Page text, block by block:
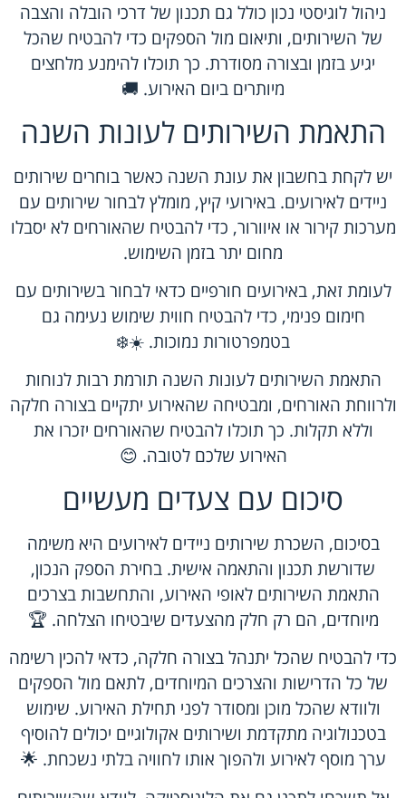
ניהול לוגיסטי נכון כולל גם תכנון של דרכי הובלה והצבה
של השירותים, ותיאום מול הספקים כדי להבטיח שהכל
יגיע בזמן ובצורה מסודרת. כך תוכלו להימנע מלחצים
מיותרים ביום האירוע. 🚚
התאמת השירותים לעונות השנה
יש לקחת בחשבון את עונת השנה כאשר בוחרים שירותים
ניידים לאירועים. באירועי קיץ, מומלץ לבחור שירותים עם
מערכות קירור או איוורור, כדי להבטיח שהאורחים לא יסבלו
מחום יתר בזמן השימוש.
לעומת זאת, באירועים חורפיים כדאי לבחור בשירותים עם
חימום פנימי, כדי להבטיח חווית שימוש נעימה גם
בטמפרטורות נמוכות. ☀️❄️
התאמת השירותים לעונות השנה תורמת רבות לנוחות
ולרווחת האורחים, ומבטיחה שהאירוע יתקיים בצורה חלקה
וללא תקלות. כך תוכלו להבטיח שהאורחים יזכרו את
האירוע שלכם לטובה. 😊
סיכום עם צעדים מעשיים
בסיכום, השכרת שירותים ניידים לאירועים היא משימה
שדורשת תכנון והתאמה אישית. בחירת הספק הנכון,
התאמת השירותים לאופי האירוע, והתחשבות בצרכים
מיוחדים, הם רק חלק מהצעדים שיבטיחו הצלחה. 🏆
כדי להבטיח שהכל יתנהל בצורה חלקה, כדאי להכין רשימה
של כל הדרישות והצרכים המיוחדים, לתאם מול הספקים
ולוודא שהכל מוכן ומסודר לפני תחילת האירוע. שימוש
בטכנולוגיה מתקדמת ושירותים אקולוגיים יכולים להוסיף
ערך מוסף לאירוע ולהפוך אותו לחוויה בלתי נשכחת. 🌟